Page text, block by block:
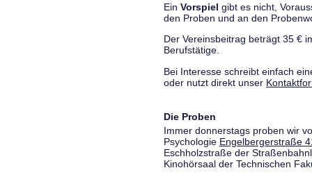
Ein Vorspiel gibt es nicht,
den Proben und an den
Der Vereinsbeitrag beträgt 35 €
Berufstätige.
Bei Interesse schreibt einfach
oder nutzt direkt unser
Die Proben
Immer donnerstags proben wir
Psychologie Engelbergerstraße
Eschholzstraße der
Kinohörsaal der Technischen